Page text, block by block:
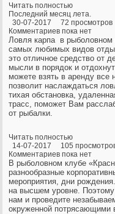
Читать полностью
Последний месяц лета.
30-07-2017 72
Комментариев пока нет
Ловля карпа в
самых любимых видов
это отличное средство от
мысли в порядок и
можете взять в аренду все
позволит наслаждаться
тихая обстановка,
трасс, поможет Вам
от рыбалки.
Читать полностью
14-07-2017 105
Комментариев пока нет
В рыболовном клубе
разнообразные
мероприятия, дни
на высшем уровне.
нам и проведите
окруженной потрясающими